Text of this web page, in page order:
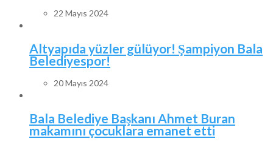
22 Mayıs 2024
Altyapıda yüzler gülüyor! Şampiyon Bala
Belediyespor!
20 Mayıs 2024
Bala Belediye Başkanı Ahmet Buran
makamını çocuklara emanet etti